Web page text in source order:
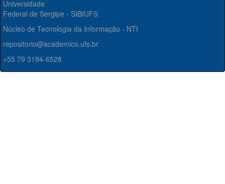
Universidade
Federal de Sergipe - SIBIUFS
Núcleo de Tecnologia da Informação - NTI
repositorio@academico.ufs.br
+55 79 3194-6528